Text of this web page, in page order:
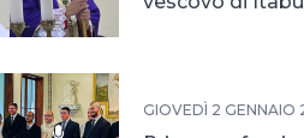
GIOVEDÌ 2 GENNAIO